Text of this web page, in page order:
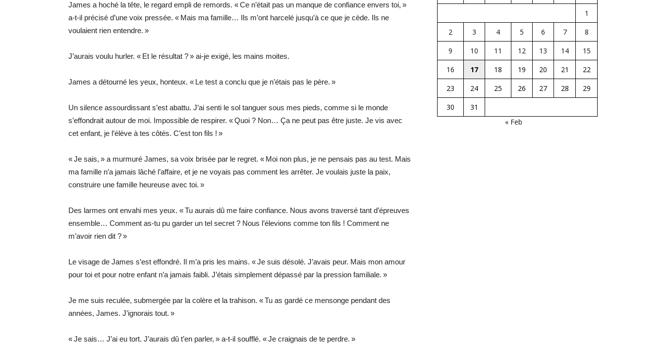
James a hoché la tête, le regard empli de remords. « Ce n’était pas un manque de confiance envers toi, »
a-t-il précisé d’une voix pressée. « Mais ma famille… Ils m’ont harcelé jusqu’à ce que je cède. Ils ne
voulaient rien entendre. »
J’aurais voulu hurler. « Et le résultat ? » ai-je exigé, les mains moites.
James a détourné les yeux, honteux. « Le test a conclu que je n’étais pas le père. »
Un silence assourdissant s’est abattu. J’ai senti le sol tanguer sous mes pieds, comme si le monde
s’effondrait autour de moi. Impossible de respirer. « Quoi ? Non… Ça ne peut pas être juste. Je vis avec
cet enfant, je l’élève à tes côtés. C’est ton fils ! »
« Je sais, » a murmuré James, sa voix brisée par le regret. « Moi non plus, je ne pensais pas au test. Mais
ma famille n’a jamais lâché l’affaire, et je ne voyais pas comment les arrêter. Je voulais juste la paix,
construire une famille heureuse avec toi. »
Des larmes ont envahi mes yeux. « Tu aurais dû me faire confiance. Nous avons traversé tant d’épreuves
ensemble… Comment as-tu pu garder un tel secret ? Nous l’élevions comme ton fils ! Comment ne
m’avoir rien dit ? »
Le visage de James s’est effondré. Il m’a pris les mains. « Je suis désolé. J’avais peur. Mais mon amour
pour toi et pour notre enfant n’a jamais faibli. J’étais simplement dépassé par la pression familiale. »
Je me suis reculée, submergée par la colère et la trahison. « Tu as gardé ce mensonge pendant des
années, James. J’ignorais tout. »
« Je sais… J’ai eu tort. J’aurais dû t’en parler, » a-t-il soufflé. « Je craignais de te perdre. »
1
2
3 4 5 6 7
8
9
10 11 12 13 14
15
16
17 18 19 20 21
22
23
24 25 26 27 28
29
30
31
« Feb